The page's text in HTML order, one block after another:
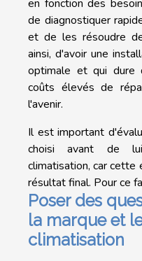
en fonction des
de diagnostiquer
et de les résoudre
ainsi, d'avoir une
optimale et qui dure
coûts élevés de
l'avenir.
Il est important
choisi avant de
climatisation, car cette
résultat final. Pour ce
Poser des
la marque et
climatisation